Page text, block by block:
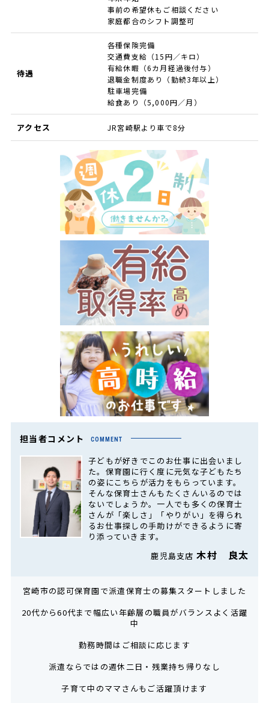
事前の希望休もご相談ください
家庭都合のシフト調整可
待遇
各種保険完備
交通費支給（15円／キロ）
有給休暇（6カ月経過後付与）
退職金制度あり（勤続3年以上）
駐車場完備
給食あり（5,000円／月）
アクセス JR宮崎駅より車で8分
担当者コメント COMMENT
子どもが好きでこのお仕事に出会いまし
た。保育園に行く度に元気な子どもたち
の姿にこちらが活力をもらっています。
そんな保育士さんもたくさんいるのでは
ないでしょうか。一人でも多くの保育士
さんが「楽しさ」「やりがい」を得られ
るお仕事探しの手助けができるように寄
り添っていきます。
鹿児島支店木村 良太
宮崎市の認可保育園で派遣保育士の募集スタートしました
20代から60代まで幅広い年齢層の職員がバランスよく活躍
中
勤務時間はご相談に応じます
派遣ならではの週休二日・残業持ち帰りなし
子育て中のママさんもご活躍頂けます